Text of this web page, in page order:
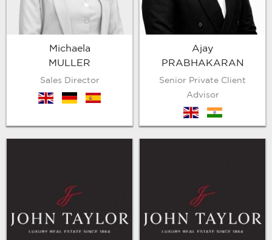
Michaela
MULLER
Sales Director
en de es
Ajay
PRABHAKARAN
Senior Private Client
Advisor
en hin